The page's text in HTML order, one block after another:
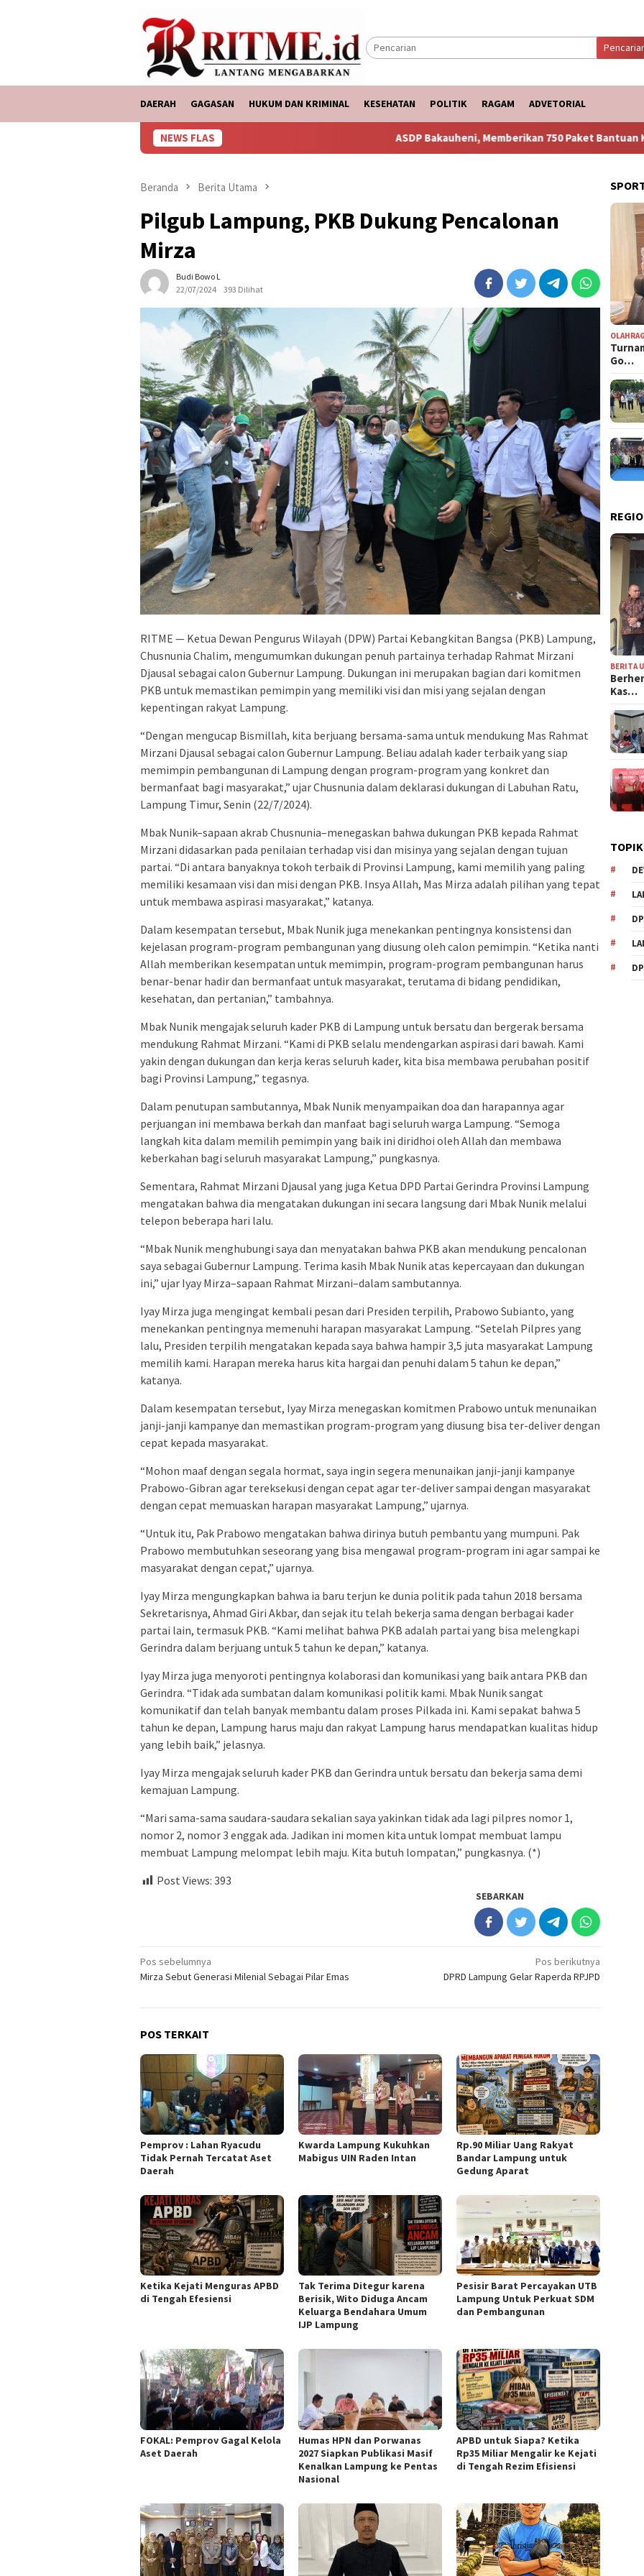
DAERAH GAGASAN HUKUM DAN KRIMINAL KESEHATAN POLITIK RAGAM ADVETORIAL
NEWS FLAS ASDP Bakauheni, Memberikan 750 Paket Bantuan Ke Korban Banjir
Beranda Berita Utama
Pilgub Lampung, PKB Dukung Pencalonan
Mirza
Budi Bowo L
22/07/2024
393 Dilihat
RITME — Ketua Dewan Pengurus Wilayah (DPW) Partai Kebangkitan Bangsa (PKB) Lampung,
Chusnunia Chalim, mengumumkan dukungan penuh partainya terhadap Rahmat Mirzani
Djausal sebagai calon Gubernur Lampung. Dukungan ini merupakan bagian dari komitmen
PKB untuk memastikan pemimpin yang memiliki visi dan misi yang sejalan dengan
kepentingan rakyat Lampung.
“Dengan mengucap Bismillah, kita berjuang bersama-sama untuk mendukung Mas Rahmat
Mirzani Djausal sebagai calon Gubernur Lampung. Beliau adalah kader terbaik yang siap
memimpin pembangunan di Lampung dengan program-program yang konkret dan
bermanfaat bagi masyarakat,” ujar Chusnunia dalam deklarasi dukungan di Labuhan Ratu,
Lampung Timur, Senin (22/7/2024).
Mbak Nunik–sapaan akrab Chusnunia–menegaskan bahwa dukungan PKB kepada Rahmat
Mirzani didasarkan pada penilaian terhadap visi dan misinya yang sejalan dengan tujuan
partai. “Di antara banyaknya tokoh terbaik di Provinsi Lampung, kami memilih yang paling
memiliki kesamaan visi dan misi dengan PKB. Insya Allah, Mas Mirza adalah pilihan yang tepat
untuk membawa aspirasi masyarakat,” katanya.
Dalam kesempatan tersebut, Mbak Nunik juga menekankan pentingnya konsistensi dan
kejelasan program-program pembangunan yang diusung oleh calon pemimpin. “Ketika nanti
Allah memberikan kesempatan untuk memimpin, program-program pembangunan harus
benar-benar hadir dan bermanfaat untuk masyarakat, terutama di bidang pendidikan,
kesehatan, dan pertanian,” tambahnya.
Mbak Nunik mengajak seluruh kader PKB di Lampung untuk bersatu dan bergerak bersama
mendukung Rahmat Mirzani. “Kami di PKB selalu mendengarkan aspirasi dari bawah. Kami
yakin dengan dukungan dan kerja keras seluruh kader, kita bisa membawa perubahan positif
bagi Provinsi Lampung,” tegasnya.
Dalam penutupan sambutannya, Mbak Nunik menyampaikan doa dan harapannya agar
perjuangan ini membawa berkah dan manfaat bagi seluruh warga Lampung. “Semoga
langkah kita dalam memilih pemimpin yang baik ini diridhoi oleh Allah dan membawa
keberkahan bagi seluruh masyarakat Lampung,” pungkasnya.
Sementara, Rahmat Mirzani Djausal yang juga Ketua DPD Partai Gerindra Provinsi Lampung
mengatakan bahwa dia mengatakan dukungan ini secara langsung dari Mbak Nunik melalui
telepon beberapa hari lalu.
“Mbak Nunik menghubungi saya dan menyatakan bahwa PKB akan mendukung pencalonan
saya sebagai Gubernur Lampung. Terima kasih Mbak Nunik atas kepercayaan dan dukungan
ini,” ujar Iyay Mirza–sapaan Rahmat Mirzani–dalam sambutannya.
Iyay Mirza juga mengingat kembali pesan dari Presiden terpilih, Prabowo Subianto, yang
menekankan pentingnya memenuhi harapan masyarakat Lampung. “Setelah Pilpres yang
lalu, Presiden terpilih mengatakan kepada saya bahwa hampir 3,5 juta masyarakat Lampung
memilih kami. Harapan mereka harus kita hargai dan penuhi dalam 5 tahun ke depan,”
katanya.
Dalam kesempatan tersebut, Iyay Mirza menegaskan komitmen Prabowo untuk menunaikan
janji-janji kampanye dan memastikan program-program yang diusung bisa ter-deliver dengan
cepat kepada masyarakat.
“Mohon maaf dengan segala hormat, saya ingin segera menunaikan janji-janji kampanye
Prabowo-Gibran agar tereksekusi dengan cepat agar ter-deliver sampai dengan masyarakat
dengan cepat memuaskan harapan masyarakat Lampung,” ujarnya.
“Untuk itu, Pak Prabowo mengatakan bahwa dirinya butuh pembantu yang mumpuni. Pak
Prabowo membutuhkan seseorang yang bisa mengawal program-program ini agar sampai ke
masyarakat dengan cepat,” ujarnya.
Iyay Mirza mengungkapkan bahwa ia baru terjun ke dunia politik pada tahun 2018 bersama
Sekretarisnya, Ahmad Giri Akbar, dan sejak itu telah bekerja sama dengan berbagai kader
partai lain, termasuk PKB. “Kami melihat bahwa PKB adalah partai yang bisa melengkapi
Gerindra dalam berjuang untuk 5 tahun ke depan,” katanya.
Iyay Mirza juga menyoroti pentingnya kolaborasi dan komunikasi yang baik antara PKB dan
Gerindra. “Tidak ada sumbatan dalam komunikasi politik kami. Mbak Nunik sangat
komunikatif dan telah banyak membantu dalam proses Pilkada ini. Kami sepakat bahwa 5
tahun ke depan, Lampung harus maju dan rakyat Lampung harus mendapatkan kualitas hidup
yang lebih baik,” jelasnya.
Iyay Mirza mengajak seluruh kader PKB dan Gerindra untuk bersatu dan bekerja sama demi
kemajuan Lampung.
“Mari sama-sama saudara-saudara sekalian saya yakinkan tidak ada lagi pilpres nomor 1,
nomor 2, nomor 3 enggak ada. Jadikan ini momen kita untuk lompat membuat lampu
membuat Lampung melompat lebih maju. Kita butuh lompatan,” pungkasnya. (*)
Post Views: 393
SEBARKAN
Navigasi
pos
Pos sebelumnya
Mirza Sebut Generasi Milenial Sebagai Pilar Emas
Pos berikutnya
DPRD Lampung Gelar Raperda RPJPD
POS TERKAIT
Pemprov : Lahan Ryacudu
Tidak Pernah Tercatat Aset
Daerah
Kwarda Lampung Kukuhkan
Mabigus UIN Raden Intan
Rp.90 Miliar Uang Rakyat
Bandar Lampung untuk
Gedung Aparat
Ketika Kejati Menguras APBD
di Tengah Efesiensi
Tak Terima Ditegur karena
Berisik, Wito Diduga Ancam
Keluarga Bendahara Umum
IJP Lampung
Pesisir Barat Percayakan UTB
Lampung Untuk Perkuat SDM
dan Pembangunan
FOKAL: Pemprov Gagal Kelola
Aset Daerah
Humas HPN dan Porwanas
2027 Siapkan Publikasi Masif
Kenalkan Lampung ke Pentas
Nasional
APBD untuk Siapa? Ketika
Rp35 Miliar Mengalir ke Kejati
di Tengah Rezim Efisiensi
Go…
BERITA
Kas…